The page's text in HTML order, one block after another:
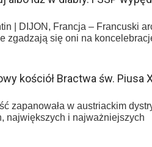
| DIJON, Francja – Francuski
zgadzają się oni na
kościół Bractwa św. Piusa
zapanowała w austriackim
największych i najważniejszych